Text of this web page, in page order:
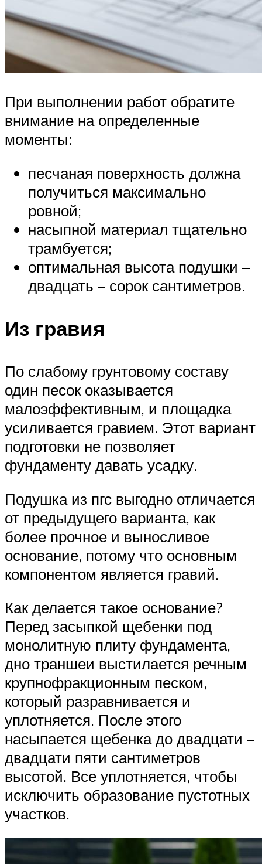
При выполнении работ обратите
внимание на определенные
моменты:
песчаная поверхность должна
получиться максимально
ровной;
насыпной материал тщательно
трамбуется;
оптимальная высота подушки –
двадцать – сорок сантиметров.
Из гравия
По слабому грунтовому составу
один песок оказывается
малоэффективным, и площадка
усиливается гравием. Этот вариант
подготовки не позволяет
фундаменту давать усадку.
Подушка из пгс выгодно отличается
от предыдущего варианта, как
более прочное и выносливое
основание, потому что основным
компонентом является гравий.
Как делается такое основание?
Перед засыпкой щебенки под
монолитную плиту фундамента,
дно траншеи выстилается речным
крупнофракционным песком,
который разравнивается и
уплотняется. После этого
насыпается щебенка до двадцати –
двадцати пяти сантиметров
высотой. Все уплотняется, чтобы
исключить образование пустотных
участков.